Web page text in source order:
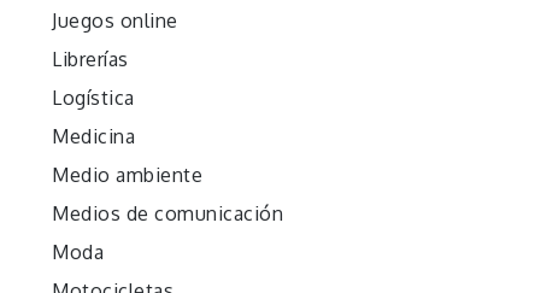
Juegos online
Librerías
Logística
Medicina
Medio ambiente
Medios de comunicación
Moda